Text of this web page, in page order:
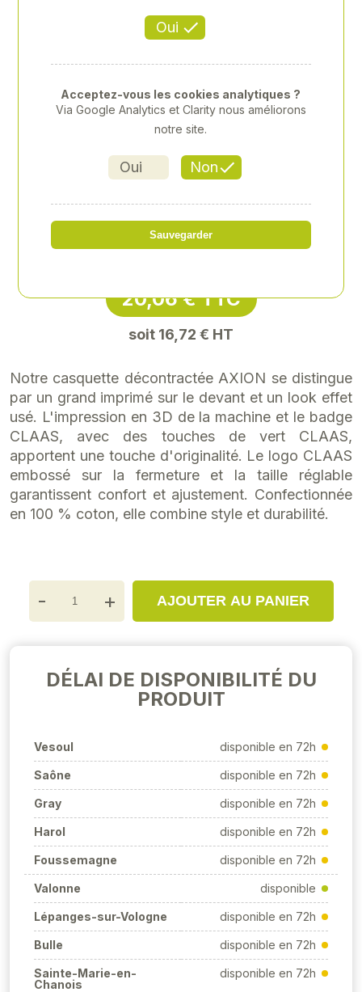
CASQUETTE AXION
20,06 € TTC
soit 16,72 € HT
Notre casquette décontractée AXION se distingue
par un grand imprimé sur le devant et un look effet
usé. L'impression en 3D de la machine et le badge
CLAAS, avec des touches de vert CLAAS,
apportent une touche d'originalité. Le logo CLAAS
embossé sur la fermeture et la taille réglable
garantissent confort et ajustement. Confectionnée
en 100 % coton, elle combine style et durabilité.
- + AJOUTER AU PANIER
DÉLAI DE DISPONIBILITÉ DU
PRODUIT
Vesoul disponible en 72h
Saône disponible en 72h
Gray disponible en 72h
Harol disponible en 72h
Foussemagne disponible en 72h
Valonne disponible
Lépanges-sur-Vologne disponible en 72h
Bulle disponible en 72h
Sainte-Marie-en-
Chanois
disponible en 72h
Oui
Oui Non
Acceptez-vous les cookies analytiques ?
Via Google Analytics et Clarity nous améliorons
notre site.
Sauvegarder